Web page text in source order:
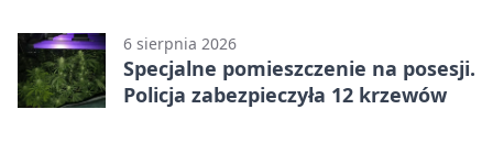
6 sierpnia 2026
Specjalne pomieszczenie na posesji.
Policja zabezpieczyła 12 krzewów